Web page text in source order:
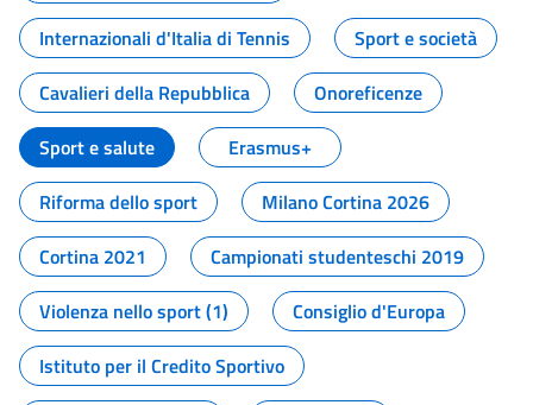
Internazionali d'Italia di Tennis
Sport e società
Cavalieri della Repubblica
Onoreficenze
Sport e salute
Erasmus+
Riforma dello sport
Milano Cortina 2026
Cortina 2021
Campionati studenteschi 2019
Violenza nello sport (1)
Consiglio d'Europa
Istituto per il Credito Sportivo